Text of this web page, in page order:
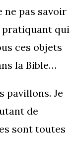
ne pas savoir
pratiquant qui
ces objets
la Bible…
pavillons. Je
de
sont toutes